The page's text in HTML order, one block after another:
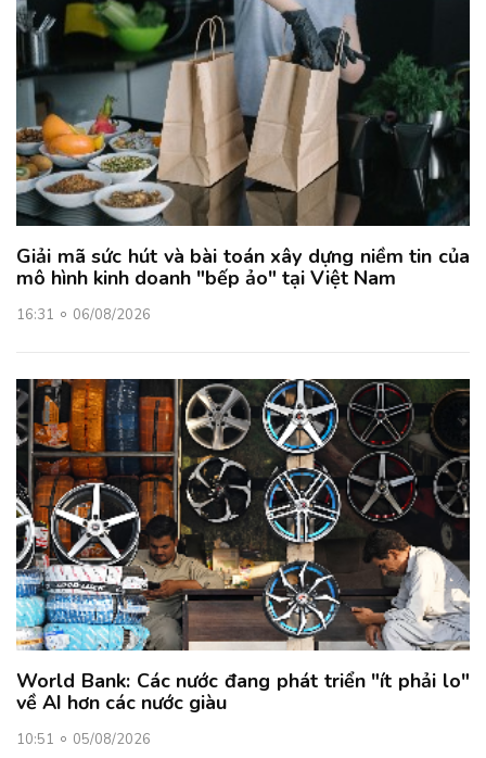
Giải mã sức hút và bài toán xây dựng niềm tin của
mô hình kinh doanh "bếp ảo" tại Việt Nam
16:31 06/08/2026
World Bank: Các nước đang phát triển "ít phải lo"
về AI hơn các nước giàu
10:51 05/08/2026